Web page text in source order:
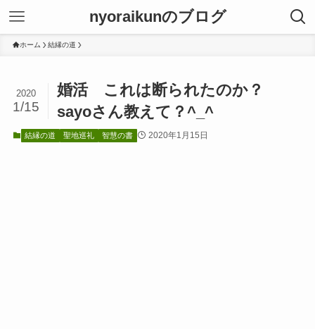
nyoraikunのブログ
ホーム 結縁の道
婚活 これは断られたのか？
sayoさん教えて？^_^
2020
1/15
結縁の道 聖地巡礼 智慧の書 2020年1月15日